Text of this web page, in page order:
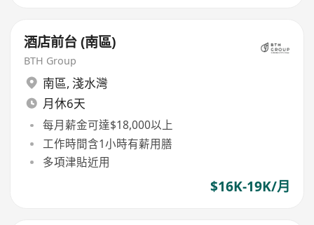
酒店前台 (南區)
BTH Group
南區, 淺水灣
月休6天
每月薪金可達$18,000以上
工作時間含1小時有薪用膳
多項津貼近用
$16K-19K/月